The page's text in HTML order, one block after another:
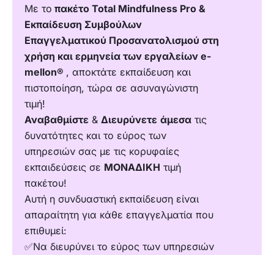
Με το πακέτο Total Mindfulness Pro &
Εκπαίδευση Συμβούλων
Επαγγελματικού Προσανατολισμού στη
χρήση και ερμηνεία των εργαλείων e-
mellon® , αποκτάτε εκπαίδευση και
πιστοποίηση, τώρα σε ασυναγώνιστη
τιμή!
Αναβαθμίστε & Διευρύνετε άμεσα τις
δυνατότητες και το εύρος των
υπηρεσιών σας με τις κορυφαίες
εκπαιδεύσεις σε ΜΟΝΑΔΙΚΗ τιμή
πακέτου!
Αυτή η συνδυαστική εκπαίδευση είναι
απαραίτητη για κάθε επαγγελματία που
επιθυμεί:
✅Να διευρύνει το εύρος των υπηρεσιών